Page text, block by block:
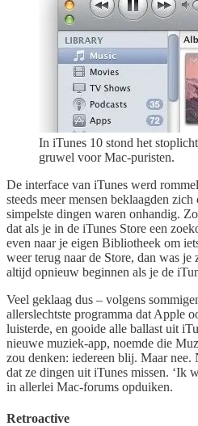
In iTunes 10 stond het
gruwel voor Mac-puristen.
De interface van iTunes werd
steeds meer mensen beklaagden
simpelste dingen waren onhandig.
dat als je in de iTunes Store een
even naar je eigen Bibliotheek om
weer terug naar de Store, dan was je
altijd opnieuw beginnen als je de
Veel geklaag dus – volgens
allerslechtste programma dat Apple
luisterde, en gooide alle ballast uit
nieuwe muziek-app, noemde die
zou denken: iedereen blij. Maar nee.
dat ze dingen uit iTunes missen. ‘Ik
in allerlei Mac-forums opduiken.
Retroactive